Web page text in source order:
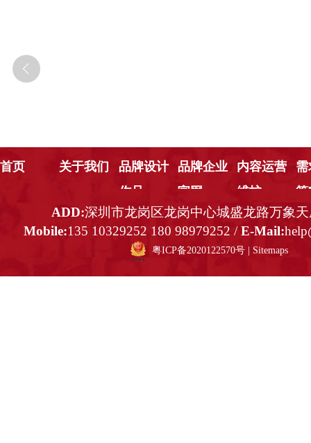
首页 关于我们
品牌设计
作品
品牌企业
官网
内容运营
维护
策
ADD:深圳市龙岗区龙岗中心城盛龙路万象
Mobile:135 10329252 180 98979252 /E-Mail:
粤ICP备2020122570号| Sitemaps